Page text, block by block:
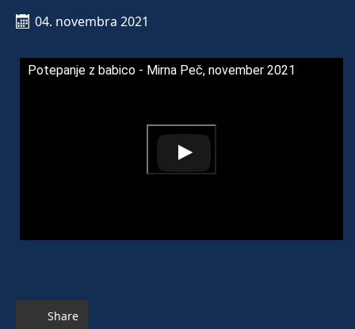
04. novembra 2021
Potepanje z babico - Mirna Peč, november 2021
Share